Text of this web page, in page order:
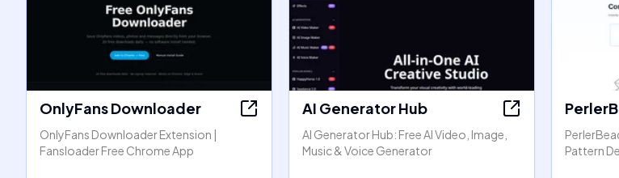
OnlyFans Downloader
OnlyFans Downloader Extension |
Fansloader Free Chrome App
AI Generator Hub
AI Generator Hub: Free AI Video, Image,
Music & Voice Generator
Pattern